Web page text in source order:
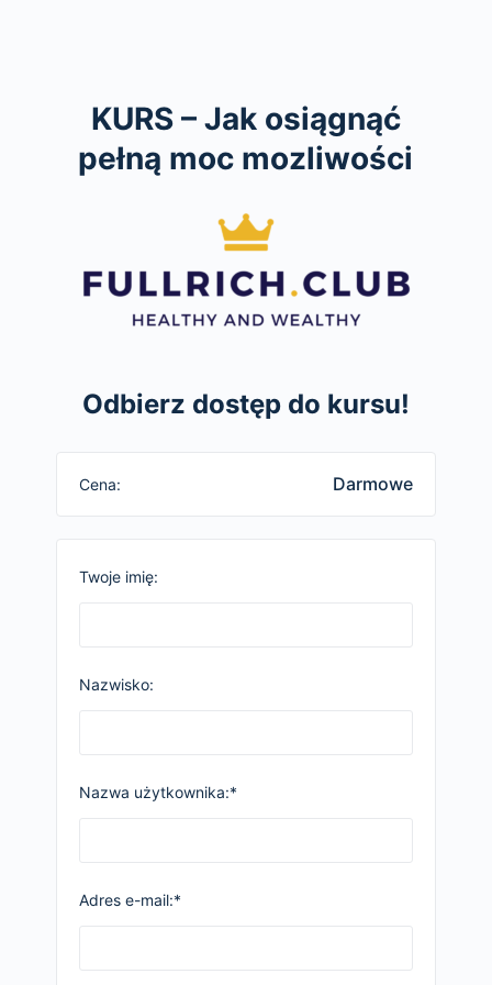
KURS – Jak osiągnąć
pełną moc mozliwości
Odbierz dostęp do kursu!
Cena: Darmowe
Twoje imię:
Nazwisko:
Nazwa użytkownika:*
Adres e-mail:*